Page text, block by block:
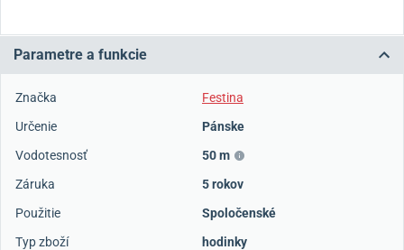
Parametre a funkcie
Značka
Festina
Určenie
Pánske
Vodotesnosť
50 m
Záruka
5 rokov
Použitie
Spoločenské
Typ zboží
hodinky